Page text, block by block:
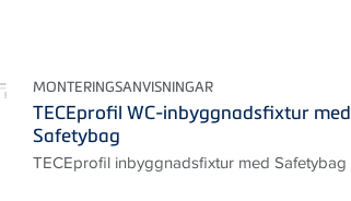
MONTERINGSANVISNINGAR
TECEprofil WC-inbyggnadsfixtur med
Safetybag
TECEprofil inbyggnadsfixtur med Safetybag